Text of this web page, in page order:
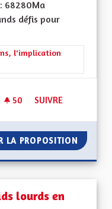
68280Ma
défis pour
: Les solidarités, les soins
l'implication
50 50 ABONNÉS
SUIVRE
LA PROPOSITION
lourds en